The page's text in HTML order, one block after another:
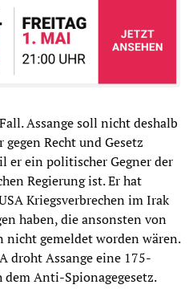
Assange soll nicht deshalb
Recht und Gesetz
er ein politischer Gegner der
Regierung ist. Er hat
Kriegsverbrechen im Irak
haben, die ansonsten von
gemeldet worden wären.
droht Assange eine 175-
Anti-Spionagegesetz.